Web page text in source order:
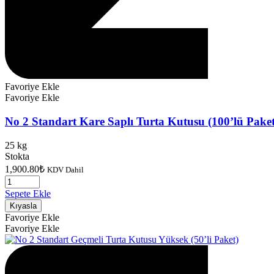
Favoriye Ekle
Favoriye Ekle
No 2 Standart Kare Saplı Turta Kutusu (100’lü
25 kg
Stokta
1,900.80₺ KDV Dahil
Sepete Ekle
Kıyasla
Favoriye Ekle
Favoriye Ekle